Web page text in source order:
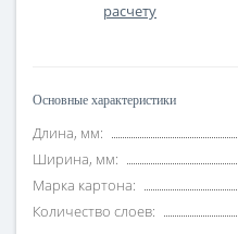
расчету
Основные характеристики
Длина, мм:
Ширина, мм:
Марка картона:
Количество слоев: